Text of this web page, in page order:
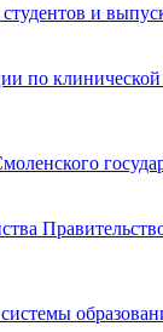
студентов и
по